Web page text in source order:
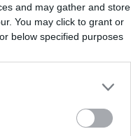
and may gather and store
You may click to grant or
below specified purposes